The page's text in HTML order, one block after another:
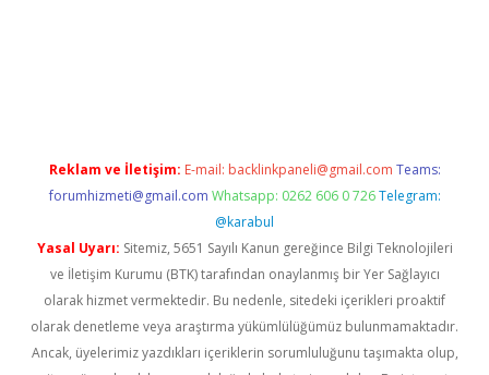
Reklam ve İletişim: E-mail: backlinkpaneli@gmail.com Teams:
forumhizmeti@gmail.com Whatsapp: 0262 606 0 726 Telegram:
@karabul
Yasal Uyarı: Sitemiz, 5651 Sayılı Kanun gereğince Bilgi Teknolojileri
ve İletişim Kurumu (BTK) tarafından onaylanmış bir Yer Sağlayıcı
olarak hizmet vermektedir. Bu nedenle, sitedeki içerikleri proaktif
olarak denetleme veya araştırma yükümlülüğümüz bulunmamaktadır.
Ancak, üyelerimiz yazdıkları içeriklerin sorumluluğunu taşımakta olup,